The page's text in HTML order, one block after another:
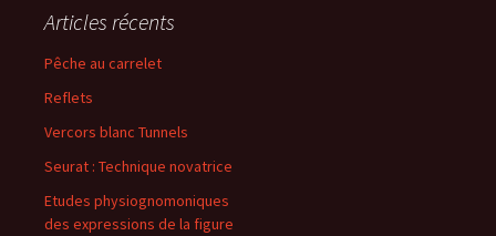
Articles récents
Pêche au carrelet
Reflets
Vercors blanc Tunnels
Seurat : Technique novatrice
Etudes physiognomoniques
des expressions de la figure